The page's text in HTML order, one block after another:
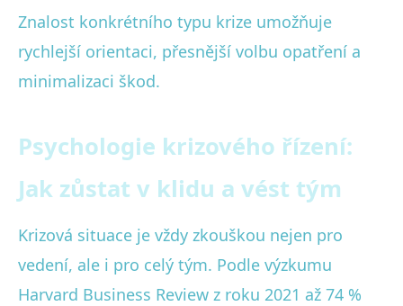
Znalost konkrétního typu krize umožňuje
rychlejší orientaci, přesnější volbu opatření a
minimalizaci škod.
Psychologie krizového řízení:
Jak zůstat v klidu a vést tým
Krizová situace je vždy zkouškou nejen pro
vedení, ale i pro celý tým. Podle výzkumu
Harvard Business Review z roku 2021 až 74 %